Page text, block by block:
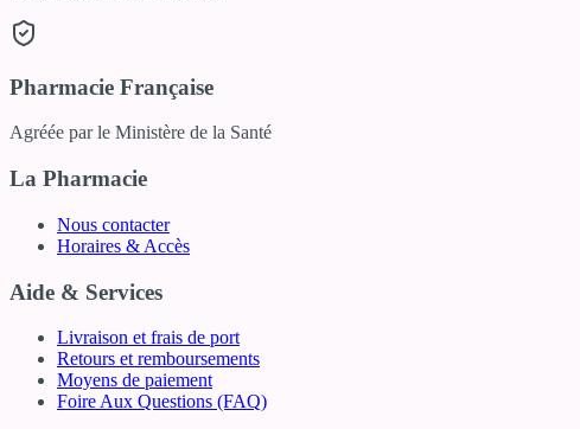
Pharmacie Française
Agréée par le Ministère de la Santé
La Pharmacie
Nous contacter
Horaires & Accès
Aide & Services
Livraison et frais de port
Retours et remboursements
Moyens de paiement
Foire Aux Questions (FAQ)